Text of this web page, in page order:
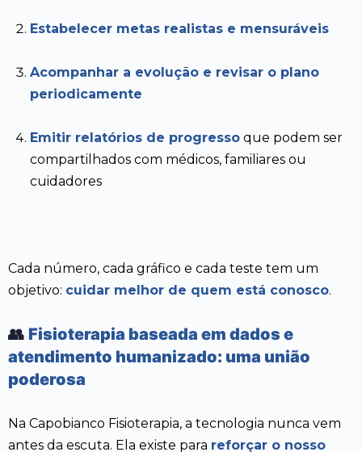
Estabelecer metas realistas e mensuráveis
Acompanhar a evolução e revisar o plano
periodicamente
Emitir relatórios de progresso que podem ser
compartilhados com médicos, familiares ou
cuidadores
Cada número, cada gráfico e cada teste tem um
objetivo: cuidar melhor de quem está conosco.
👥 Fisioterapia baseada em dados e
atendimento humanizado: uma união
poderosa
Na Capobianco Fisioterapia, a tecnologia nunca vem
antes da escuta. Ela existe para reforçar o nosso